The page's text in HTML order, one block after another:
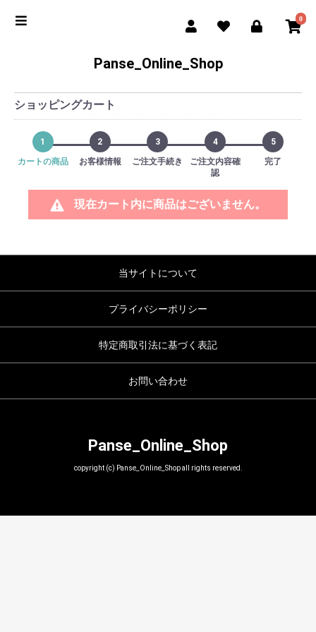
0
Panse_Online_Shop
ショッピングカート
1
カートの商品
2
お客様情報
3
ご注文手続き
4
ご注文内容確
認
5
完了
現在カート内に商品はございません。
当サイトについて
プライバシーポリシー
特定商取引法に基づく表記
お問い合わせ
Panse_Online_Shop
copyright (c) Panse_Online_Shop all rights reserved.